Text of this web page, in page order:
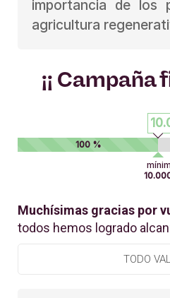
importancia de los
agricultura
¡¡ Campaña
100 %
Muchísimas gracias por
todos hemos logrado
TODO